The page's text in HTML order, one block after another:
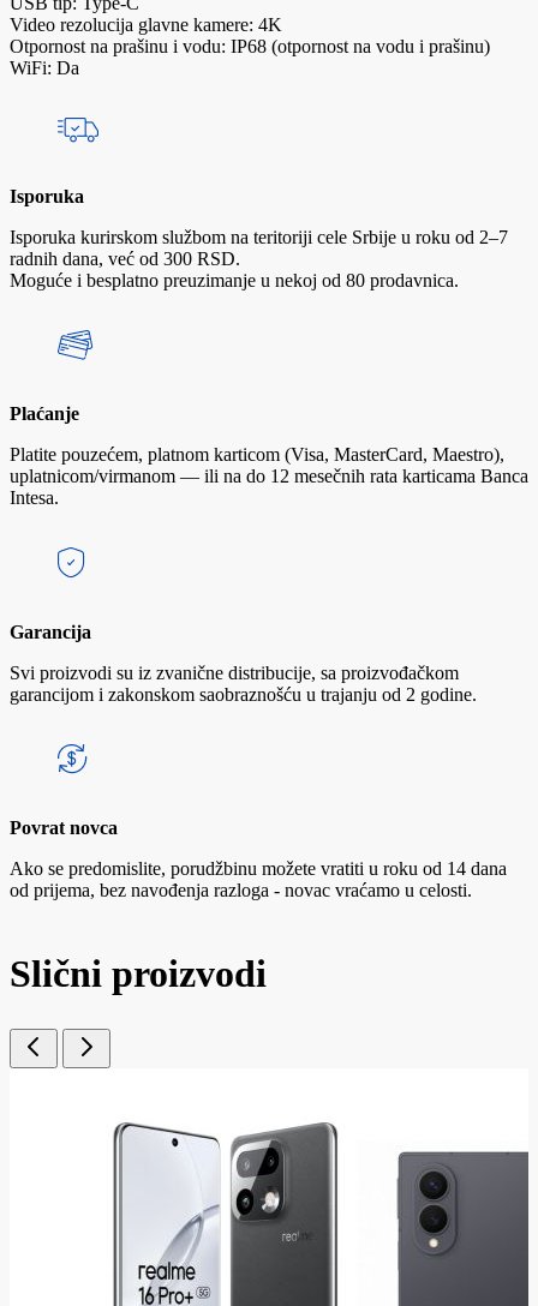
Video rezolucija glavne kamere: 4K
Otpornost na prašinu i vodu: IP68 (otpornost na vodu i prašinu)
WiFi: Da
Isporuka
Isporuka kurirskom službom na teritoriji cele Srbije u roku od 2–7
radnih dana, već od 300 RSD.
Moguće i besplatno preuzimanje u nekoj od 80 prodavnica.
Plaćanje
Platite pouzećem, platnom karticom (Visa, MasterCard, Maestro),
uplatnicom/virmanom — ili na do 12 mesečnih rata karticama Banca
Intesa.
Garancija
Svi proizvodi su iz zvanične distribucije, sa proizvođačkom
garancijom i zakonskom saobraznošću u trajanju od 2 godine.
Povrat novca
Ako se predomislite, porudžbinu možete vratiti u roku od 14 dana
od prijema, bez navođenja razloga - novac vraćamo u celosti.
Slični proizvodi